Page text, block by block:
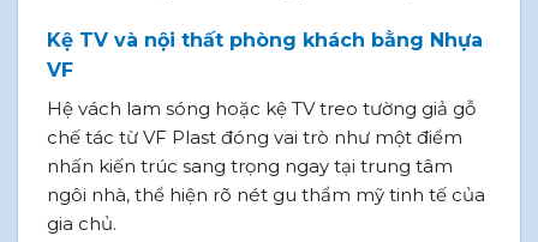
Kệ TV và nội thất phòng khách bằng Nhựa
VF
Hệ vách lam sóng hoặc kệ TV treo tường giả gỗ
chế tác từ VF Plast đóng vai trò như một điểm
nhấn kiến trúc sang trọng ngay tại trung tâm
ngôi nhà, thể hiện rõ nét gu thẩm mỹ tinh tế của
gia chủ.